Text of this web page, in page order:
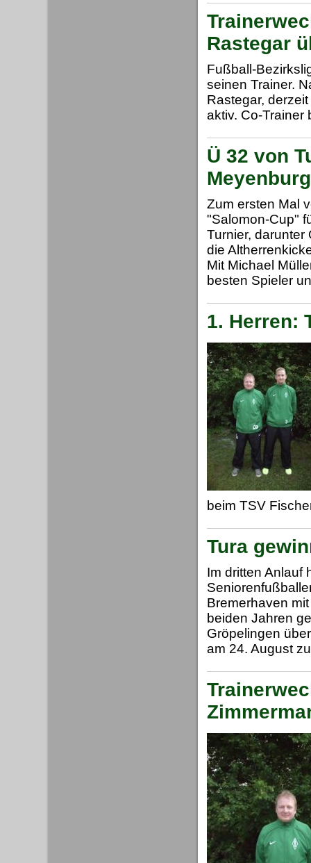
Rastegar
Fußball-
seinen Trainer.
Rastegar,
aktiv. Co-Trainer
Ü 32 von
Zum ersten Mal
"Salomon-Cup"
Turnier, darunter
die
Mit Michael
besten Spieler
1. Herren:
beim TSV
Tura
Im dritten Anlauf
Bremerhaven
beiden Jahren
Gröpelingen
am 24. August